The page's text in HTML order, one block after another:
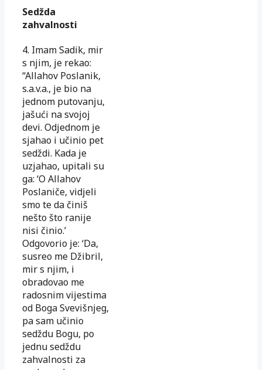
Sedžda
zahvalnosti
4. Imam Sadik, mir
s njim, je rekao:
“Allahov Poslanik,
s.a.v.a., je bio na
jednom putovanju,
jašući na svojoj
devi. Odjednom je
sjahao i učinio pet
sedždi. Kada je
uzjahao, upitali su
ga: ‘O Allahov
Poslaniče, vidjeli
smo te da činiš
nešto što ranije
nisi činio.’
Odgovorio je: ‘Da,
susreo me Džibril,
mir s njim, i
obradovao me
radosnim vijestima
od Boga Svevišnjeg,
pa sam učinio
sedždu Bogu, po
jednu sedždu
zahvalnosti za